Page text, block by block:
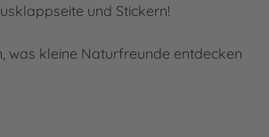
und Stickern!
was kleine Naturfreunde entdecken